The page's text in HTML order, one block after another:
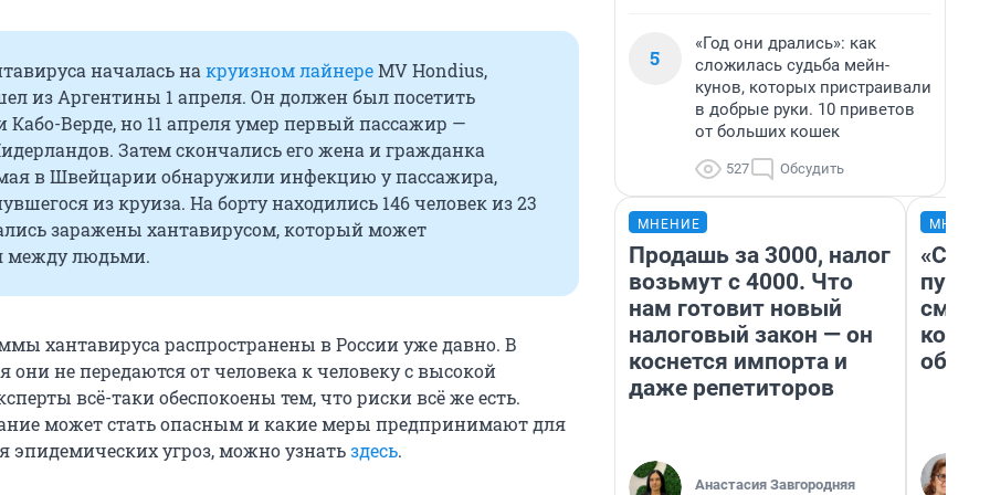
началась на круизном лайнереMV Hondius,
из Аргентины 1 апреля. Он должен был посетить
Кабо-Верде, но 11 апреля умер первый пассажир —
Затем скончались его жена и гражданка
в Швейцарии обнаружили инфекцию у пассажира,
из круиза. На борту находились 146 человек из 23
заражены хантавирусом, который может
между людьми.
хантавируса распространены в России уже давно. В
они не передаются от человека к человеку с высокой
всё-таки обеспокоены тем, что риски всё же есть.
может стать опасным и какие меры предпринимают для
эпидемических угроз, можно узнатьздесь.
5
«Год они дрались»: как
сложилась судьба мейн-
кунов, которых пристраивали
в добрые руки. 10 приветов
от больших кошек
527 Обсудить
МНЕНИЕ
Продашь за 3000, налог
возьмут с 4000. Что
нам готовит новый
налоговый закон — он
коснется импорта и
даже репетиторов
Анастасия Завгородняя